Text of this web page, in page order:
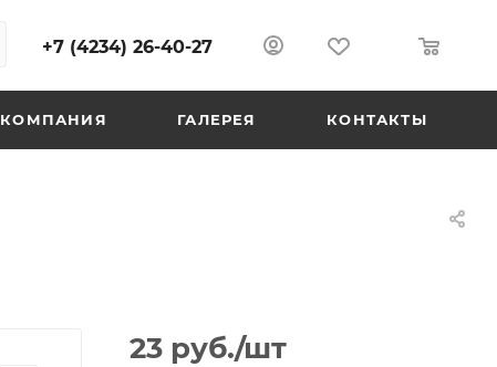
+7 (4234) 26-40-27
КОМПАНИЯ ГАЛЕРЕЯ КОНТАКТЫ
23 руб./шт